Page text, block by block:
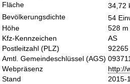
Fläche
34,72
Bevölkerungsdichte
54
Höhe
528 m
Kfz-Kennzeichen
AS
Postleitzahl (PLZ)
92265
Amtl. Gemeindeschlüssel (AGS)
Webpräsenz
http://
Stand
2015-